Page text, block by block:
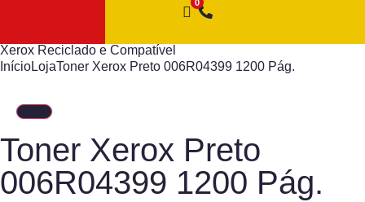
Xerox Reciclado e Compatível
InícioLojaToner Xerox Preto 006R04399 1200 Pág.
Toner Xerox Preto
006R04399 1200 Pág.